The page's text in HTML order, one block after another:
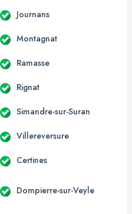
Journans
Montagnat
Ramasse
Rignat
Simandre-sur-Suran
Villereversure
Certines
Dompierre-sur-Veyle